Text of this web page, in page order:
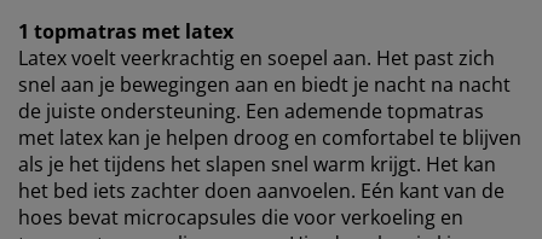
1 topmatras met latex
Latex voelt veerkrachtig en soepel aan. Het past zich
snel aan je bewegingen aan en biedt je nacht na nacht
de juiste ondersteuning. Een ademende topmatras
met latex kan je helpen droog en comfortabel te blijven
als je het tijdens het slapen snel warm krijgt. Het kan
het bed iets zachter doen aanvoelen. Eén kant van de
hoes bevat microcapsules die voor verkoeling en